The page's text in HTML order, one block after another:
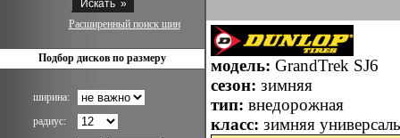
Расширенный поиск шин
Подбор дисков по размеру
ширина:
радиус:
модель: GrandTrek SJ6
сезон: зимняя
тип: внедорожная
класс: зимняя